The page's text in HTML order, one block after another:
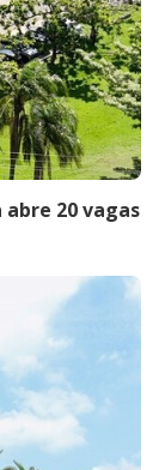
20 vagas